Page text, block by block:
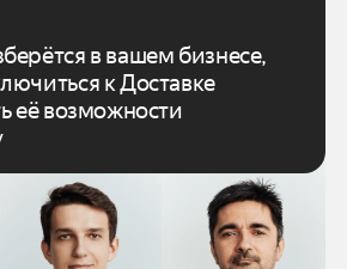
в вашем бизнесе,
к Доставке
её возможности